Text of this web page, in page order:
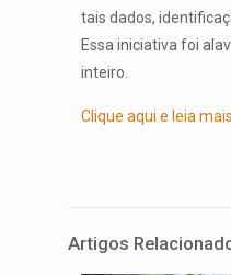
tais dados,
Essa iniciativa foi
inteiro.
Clique aqui e leia mais
Artigos